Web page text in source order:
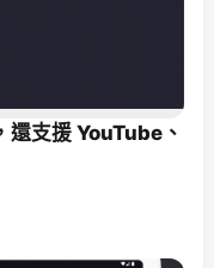
支援 YouTube、